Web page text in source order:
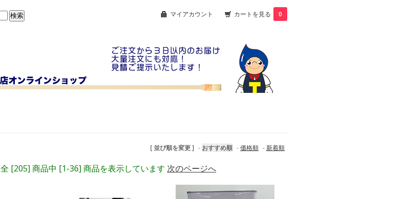
マイアカウント カートを見る 0
[ 並び順を変更 ] - おすすめ順 -価格順 -新着順
全 [205] 商品中 [1-36] 商品を表示しています 次のページへ